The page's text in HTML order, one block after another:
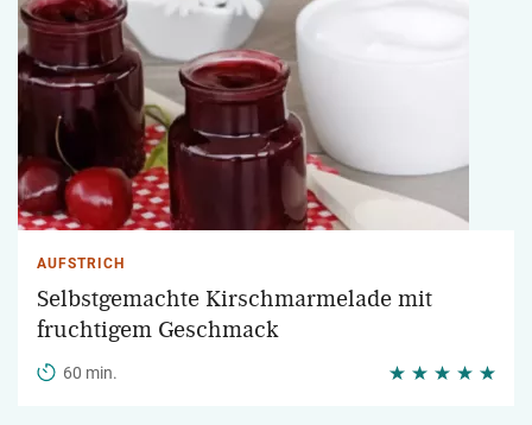
AUFSTRICH
Selbstgemachte Kirschmarmelade mit
fruchtigem Geschmack
60 min.